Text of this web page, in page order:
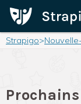
Strapigo>